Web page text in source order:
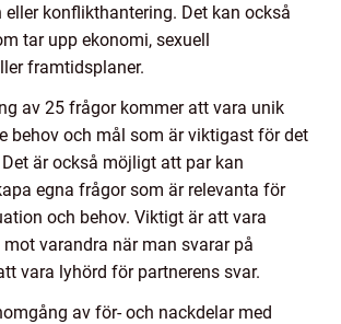
konflikthantering. Det kan också
tar upp ekonomi, sexuell
framtidsplaner.
av 25 frågor kommer att vara unik
behov och mål som är viktigast för det
är också möjligt att par kan
egna frågor som är relevanta för
och behov. Viktigt är att vara
varandra när man svarar på
vara lyhörd för partnerens svar.
av för- och nackdelar med